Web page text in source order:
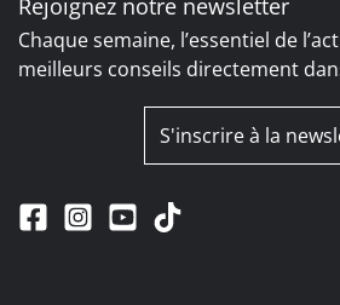
Chaque semaine, l’essentiel de
meilleurs conseils directement
S'inscrire à la